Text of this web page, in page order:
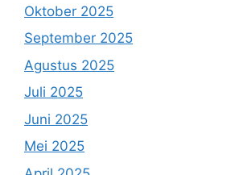
Oktober 2025
September 2025
Agustus 2025
Juli 2025
Juni 2025
Mei 2025